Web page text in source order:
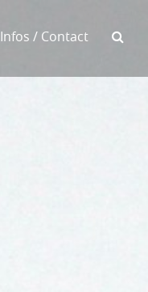
Infos / Contact